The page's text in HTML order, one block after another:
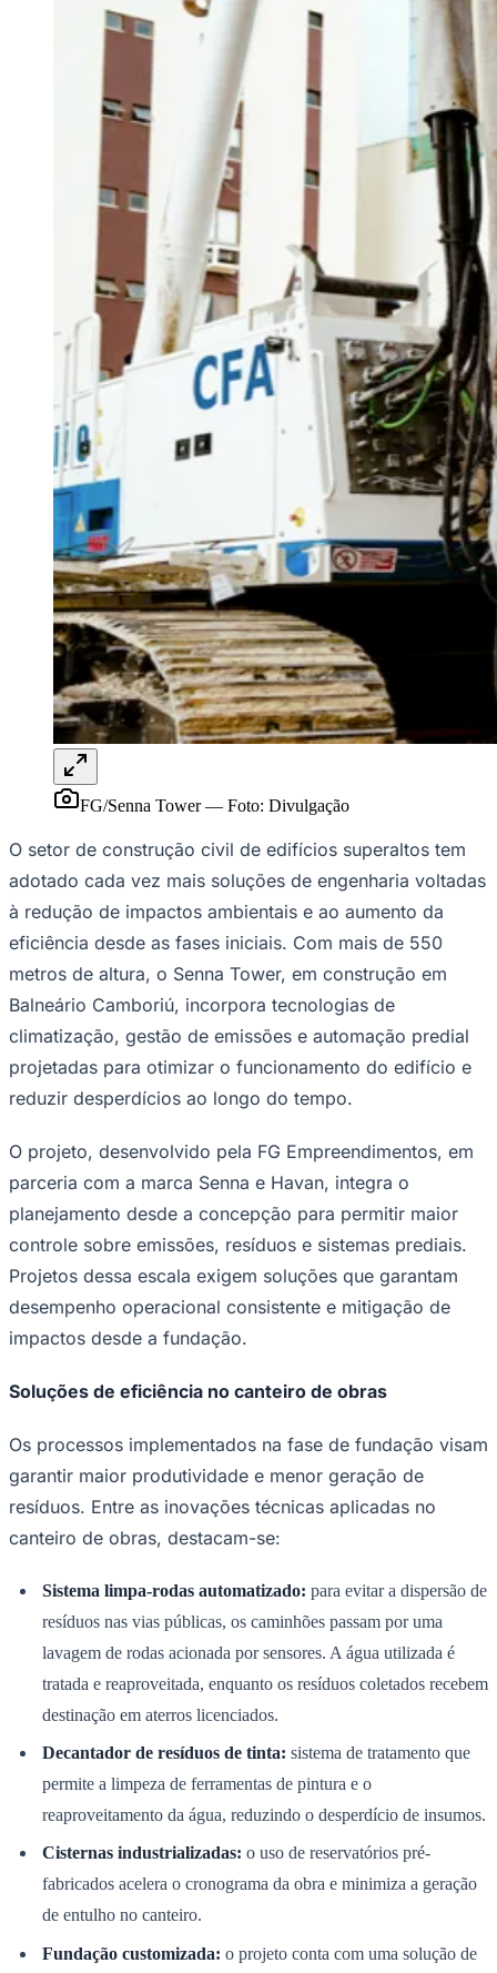
Jardim Paraíso Jardim Paulista Jardim Reginalice
Jardim São
Jardim São Pedro Jardim São Silvestre Jardim Silveira
Jardim
Nova Aldeinha
Parque Santa Luzia
Pirapora
Recanto Phrynéa
Santana de
SilveiraTamboré Vale do Sol Vila Barros Vila Boa VistaVila
Vila Engenho Novo Vila Márcia
Vila Nossa Sra. da
Vila Porto
Votupoca
Anuncie no Portal
Guia de Empresas
Novo
Negócios Regionais
Turismo
Segurança Regional
Hospitais Estaduais
Parques & Represas
Cidades da Região
Santana de Parnaíba
OsascoCarapicuíba Itapevi Cotia
Pirapora
do Bom Jesus
AraçariguamaCajamar
Franco da
Francisco Morato Embu das ArtesSão Roque
Para Sua Empresa
Anuncie Regional
Guia de Empresas
Vagas na RegiãoNovo
Hub de Negócios
Guia Comercial
Selo Verificado
Portal Educacional
Agenda de Vestibulares
Vagas de Emprego
Concursos
Panorama Econômico
Panorama Econômico
Para Sua Empresa
Anuncie no Portal
Verificar EmpresaNovo
Anunciar Vagas
Publicidade Legal
NBA
NFL
Fórmula 1
UFC
Tênis (ATP)
NHL
Vôlei
NBB
Competições de Futebol
Brasileirão Série A
Paulistão
Copa do Brasil
Libertadores
Sul-Americana
Champions League
Premier League
Bundesliga
Mundial 2026
Times - Ir direto
FG/Senna Tower— Foto: Divulgação
O setor de construção civil de edifícios superaltos tem
adotado cada vez mais soluções de engenharia voltadas
à redução de impactos ambientais e ao aumento da
eficiência desde as fases iniciais. Com mais de 550
metros de altura, o Senna Tower, em construção em
Balneário Camboriú, incorpora tecnologias de
climatização, gestão de emissões e automação predial
projetadas para otimizar o funcionamento do edifício e
reduzir desperdícios ao longo do tempo.
O projeto, desenvolvido pela FG Empreendimentos, em
parceria com a marca Senna e Havan, integra o
planejamento desde a concepção para permitir maior
controle sobre emissões, resíduos e sistemas prediais.
Projetos dessa escala exigem soluções que garantam
desempenho operacional consistente e mitigação de
impactos desde a fundação.
Soluções de eficiência no canteiro de obras
Os processos implementados na fase de fundação visam
garantir maior produtividade e menor geração de
resíduos. Entre as inovações técnicas aplicadas no
canteiro de obras, destacam-se:
Sistema limpa-rodas automatizado: para evitar a dispersão de
resíduos nas vias públicas, os caminhões passam por uma
lavagem de rodas acionada por sensores. A água utilizada é
tratada e reaproveitada, enquanto os resíduos coletados recebem
destinação em aterros licenciados.
Decantador de resíduos de tinta: sistema de tratamento que
permite a limpeza de ferramentas de pintura e o
reaproveitamento da água, reduzindo o desperdício de insumos.
Cisternas industrializadas: o uso de reservatórios pré-
fabricados acelera o cronograma da obra e minimiza a geração
de entulho no canteiro.
Fundação customizada: o projeto conta com uma solução de